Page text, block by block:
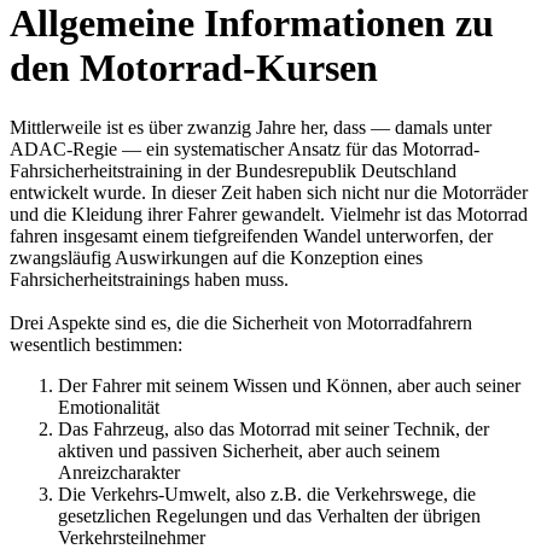
Allgemeine Informationen zu
den Motorrad-Kursen
Mittlerweile ist es über zwanzig Jahre her, dass — damals unter
ADAC-Regie — ein systematischer Ansatz für das Motorrad-
Fahrsicherheitstraining in der Bundesrepublik Deutschland
entwickelt wurde. In dieser Zeit haben sich nicht nur die Motorräder
und die Kleidung ihrer Fahrer gewandelt. Vielmehr ist das Motorrad
fahren insgesamt einem tiefgreifenden Wandel unterworfen, der
zwangsläufig Auswirkungen auf die Konzeption eines
Fahrsicherheitstrainings haben muss.
Drei Aspekte sind es, die die Sicherheit von Motorradfahrern
wesentlich bestimmen:
Der Fahrer mit seinem Wissen und Können, aber auch seiner
Emotionalität
Das Fahrzeug, also das Motorrad mit seiner Technik, der
aktiven und passiven Sicherheit, aber auch seinem
Anreizcharakter
Die Verkehrs-Umwelt, also z.B. die Verkehrswege, die
gesetzlichen Regelungen und das Verhalten der übrigen
Verkehrsteilnehmer